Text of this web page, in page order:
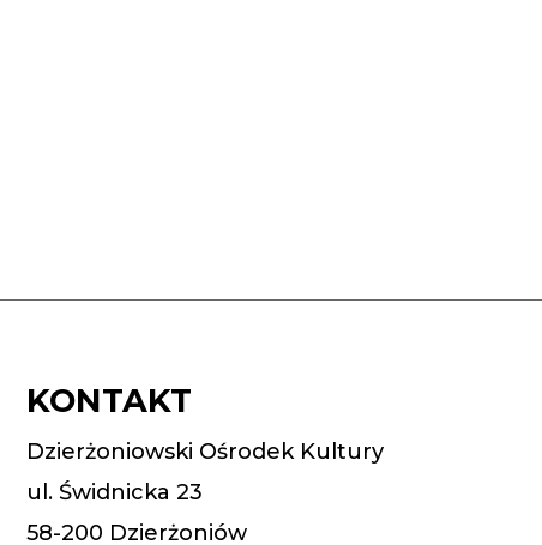
KONTAKT
Dzierżoniowski Ośrodek Kultury
ul. Świdnicka 23
58-200 Dzierżoniów